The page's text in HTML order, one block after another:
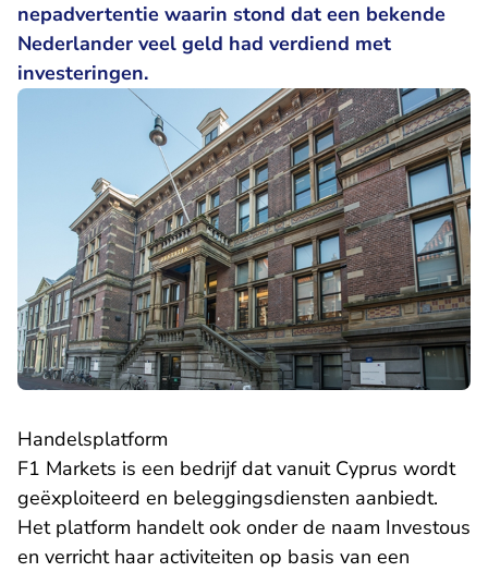
nepadvertentie waarin stond dat een bekende
Nederlander veel geld had verdiend met
investeringen.
Handelsplatform
F1 Markets is een bedrijf dat vanuit Cyprus wordt
geëxploiteerd en beleggingsdiensten aanbiedt.
Het platform handelt ook onder de naam Investous
en verricht haar activiteiten op basis van een